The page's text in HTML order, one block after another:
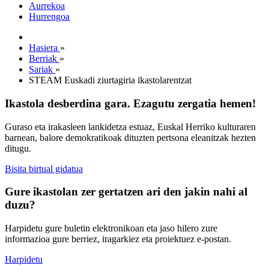
Aurrekoa
Hurrengoa
Hasiera »
Berriak »
Sariak »
STEAM Euskadi ziurtagiria ikastolarentzat
Ikastola desberdina gara. Ezagutu zergatia hemen!
Guraso eta irakasleen lankidetza estuaz, Euskal Herriko kulturaren
barnean, balore demokratikoak dituzten pertsona eleanitzak hezten
ditugu.
Bisita birtual gidatua
Gure ikastolan zer gertatzen ari den jakin nahi al
duzu?
Harpidetu gure buletin elektronikoan eta jaso hilero zure
informazioa gure berriez, iragarkiez eta proiektuez e-postan.
Harpidetu